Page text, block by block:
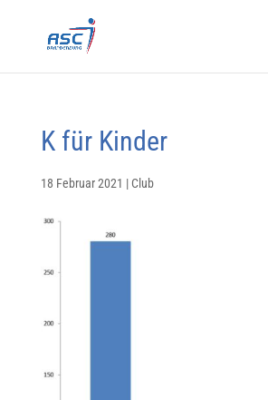
K für Kinder
18 Februar 2021 | Club